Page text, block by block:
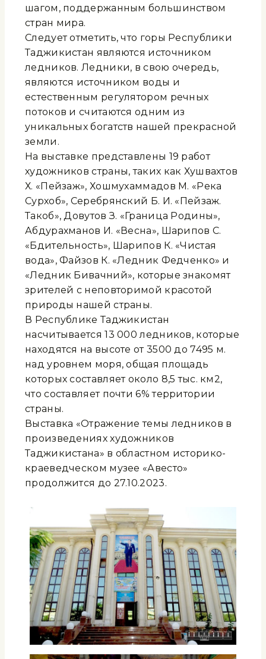
шагом, поддержанным большинством
стран мира.
Следует отметить, что горы Республики
Таджикистан являются источником
ледников. Ледники, в свою очередь,
являются источником воды и
естественным регулятором речных
потоков и считаются одним из
уникальных богатств нашей прекрасной
земли.
На выставке представлены 19 работ
художников страны, таких как Хушвахтов
Х. «Пейзаж», Хошмухаммадов М. «Река
Сурхоб», Серебрянский Б. И. «Пейзаж.
Такоб», Довутов З. «Граница Родины»,
Абдурахманов И. «Весна», Шарипов С.
«Бдительность», Шарипов К. «Чистая
вода», Файзов К. «Ледник Федченко» и
«Ледник Бивачний», которые знакомят
зрителей с неповторимой красотой
природы нашей страны.
В Республике Таджикистан
насчитывается 13 000 ледников, которые
находятся на высоте от 3500 до 7495 м.
над уровнем моря, общая площадь
которых составляет около 8,5 тыс. км2,
что составляет почти 6% территории
страны.
Выставка «Отражение темы ледников в
произведениях художников
Таджикистана» в областном историко-
краеведческом музее «Авесто»
продолжится до 27.10.2023.